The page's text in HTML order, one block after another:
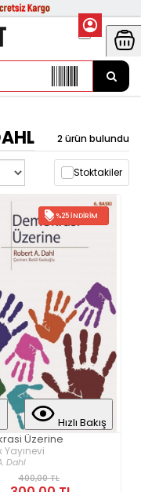
2 ürün bulundu
Stoktakiler
%25 İNDIRIM
Hızlı Bakış
Üzerine
Yayınevi
Dahl
400,00 TL